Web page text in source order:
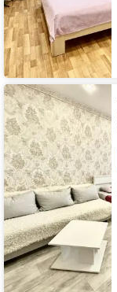
Апартаменты
3-
комнатные
квартиры
у
Ледового
Дворца
Спорта